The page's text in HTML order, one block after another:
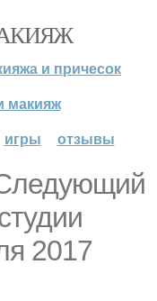
и причесок
макияж
игры отзывы
2017